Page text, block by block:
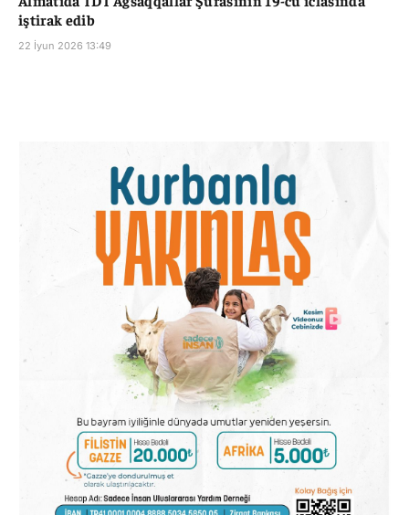
iştirak edib
22 İyun 2026 13:49